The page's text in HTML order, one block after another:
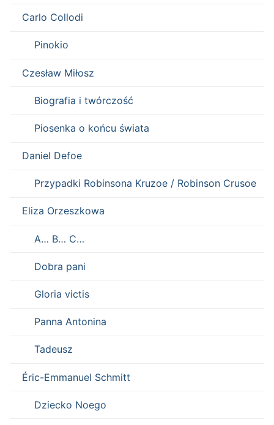
Carlo Collodi
Pinokio
Czesław Miłosz
Biografia i twórczość
Piosenka o końcu świata
Daniel Defoe
Przypadki Robinsona Kruzoe / Robinson Crusoe
Eliza Orzeszkowa
A… B… C…
Dobra pani
Gloria victis
Panna Antonina
Tadeusz
Éric-Emmanuel Schmitt
Dziecko Noego